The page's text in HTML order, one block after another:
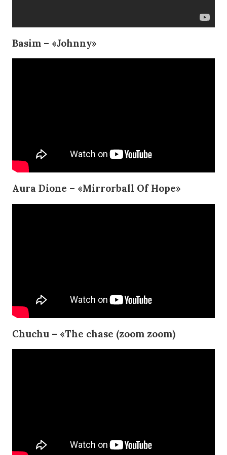
Basim – «Johnny»
Aura Dione – «Mirrorball Of Hope»
Chuchu – «The chase (zoom zoom)